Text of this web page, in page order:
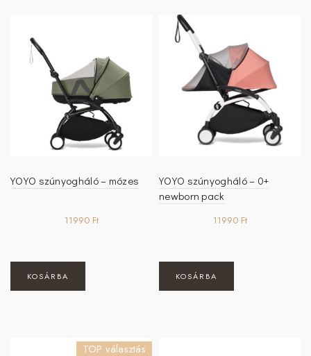
változatok
a
termékoldalon
választhatók
ki
YOYO szúnyogháló – mózes
11990 Ft
KOSÁRBA
YOYO szúnyogháló – 0+
newborn pack
11990 Ft
KOSÁRBA
TOP választás